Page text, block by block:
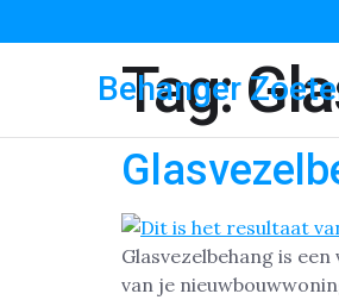
Behanger
Tag:
Glasvezelbehang is
van je